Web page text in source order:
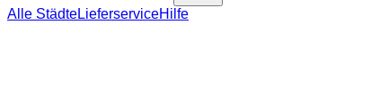
Alle StädteLieferserviceHilfe